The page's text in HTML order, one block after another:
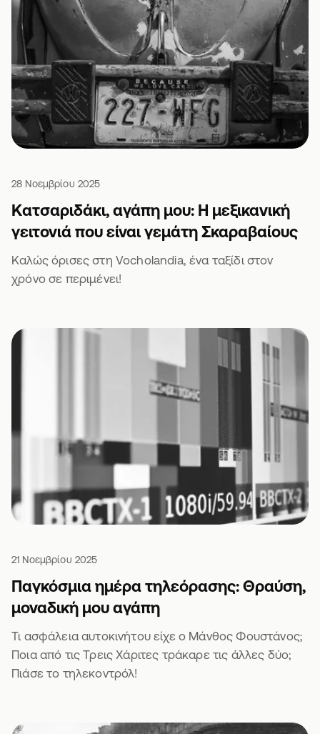
28 Νοεμβρίου 2025
Κατσαριδάκι, αγάπη μου: Η μεξικανική
γειτονιά που είναι γεμάτη Σκαραβαίους
Καλώς όρισες στη Vocholandia, ένα ταξίδι στον
χρόνο σε περιμένει!
21 Νοεμβρίου 2025
Παγκόσμια ημέρα τηλεόρασης: Θραύση,
μοναδική μου αγάπη
Τι ασφάλεια αυτοκινήτου είχε ο Μάνθος Φουστάνος;
Ποια από τις Τρεις Χάριτες τράκαρε τις άλλες δύο;
Πιάσε το τηλεκοντρόλ!